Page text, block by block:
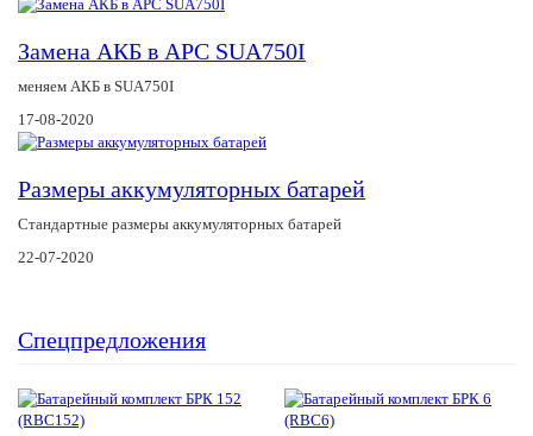
Замена АКБ в APC SUA750I
меняем АКБ в SUA750I
17-08-2020
Размеры аккумуляторных батарей
Стандартные размеры аккумуляторных батарей
22-07-2020
Спецпредложения